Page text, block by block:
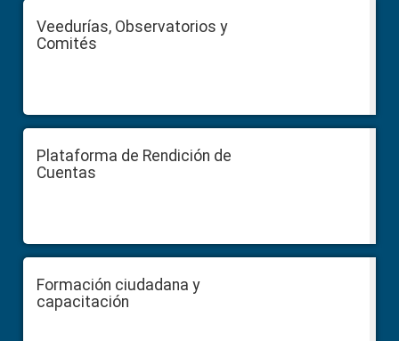
Veedurías, Observatorios y
Comités
Plataforma de Rendición de
Cuentas
Formación ciudadana y
capacitación